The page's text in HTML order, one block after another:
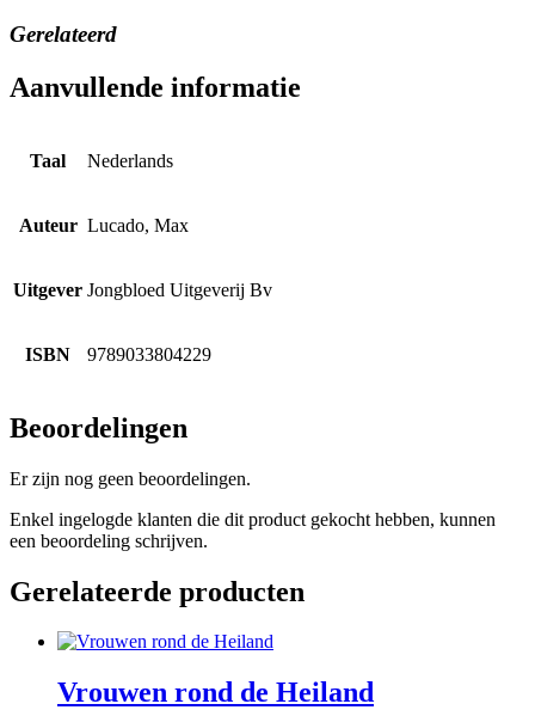
Gerelateerd
Aanvullende informatie
Taal Nederlands
Auteur Lucado, Max
Uitgever Jongbloed Uitgeverij Bv
ISBN 9789033804229
Beoordelingen
Er zijn nog geen beoordelingen.
Enkel ingelogde klanten die dit product gekocht hebben, kunnen
een beoordeling schrijven.
Gerelateerde producten
Vrouwen rond de Heiland